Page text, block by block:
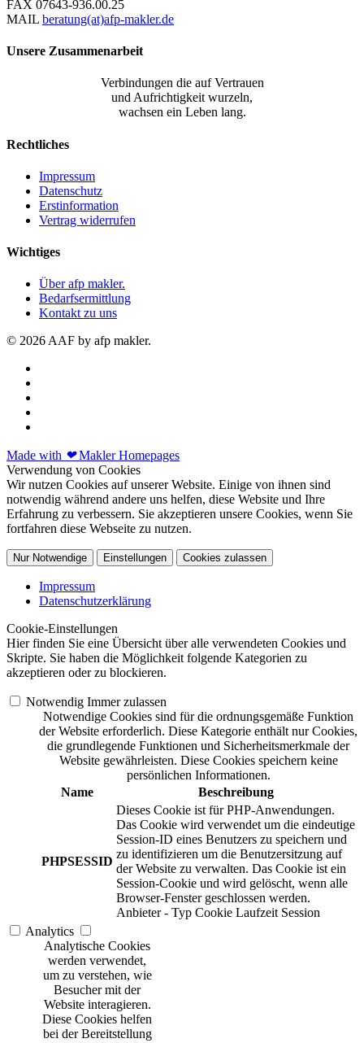
FAX 07643-936.00.25
MAIL beratung(at)afp-makler.de
Unsere Zusammenarbeit
Verbindungen die auf Vertrauen
und Aufrichtigkeit wurzeln,
wachsen ein Leben lang.
Rechtliches
Impressum
Datenschutz
Erstinformation
Vertrag widerrufen
Wichtiges
Über afp makler.
Bedarfsermittlung
Kontakt zu uns
© 2026 AAF by afp makler.
Made with ❤Makler Homepages
Verwendung von Cookies
Wir nutzen Cookies auf unserer Website. Einige von ihnen sind
notwendig während andere uns helfen, diese Website und Ihre
Erfahrung zu verbessern. Sie akzeptieren unsere Cookies, wenn Sie
fortfahren diese Webseite zu nutzen.
Nur Notwendige Einstellungen Cookies zulassen
Impressum
Datenschutzerklärung
Cookie-Einstellungen
Hier finden Sie eine Übersicht über alle verwendeten Cookies und
Skripte. Sie haben die Möglichkeit folgende Kategorien zu
akzeptieren oder zu blockieren.
Notwendig Immer zulassen
Notwendige Cookies sind für die ordnungsgemäße Funktion
der Website erforderlich. Diese Kategorie enthält nur Cookies,
die grundlegende Funktionen und Sicherheitsmerkmale der
Website gewährleisten. Diese Cookies speichern keine
persönlichen Informationen.
Name
Beschreibung
PHPSESSID
Dieses Cookie ist für PHP-Anwendungen.
Das Cookie wird verwendet um die eindeutige
Session-ID eines Benutzers zu speichern und
zu identifizieren um die Benutzersitzung auf
der Website zu verwalten. Das Cookie ist ein
Session-Cookie und wird gelöscht, wenn alle
Browser-Fenster geschlossen werden.
Anbieter - Typ Cookie Laufzeit Session
Analytics
Analytische Cookies
werden verwendet,
um zu verstehen, wie
Besucher mit der
Website interagieren.
Diese Cookies helfen
bei der Bereitstellung